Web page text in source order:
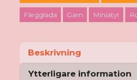
Färgglada Garn Miniatyr
Beskrivning
Ytterligare information